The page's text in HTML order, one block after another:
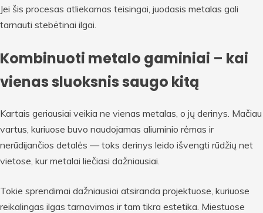
Jei šis procesas atliekamas teisingai, juodasis metalas gali
tarnauti stebėtinai ilgai.
Kombinuoti metalo gaminiai – kai
vienas sluoksnis saugo kitą
Kartais geriausiai veikia ne vienas metalas, o jų derinys. Mačiau
vartus, kuriuose buvo naudojamas aliuminio rėmas ir
nerūdijančios detalės — toks derinys leido išvengti rūdžių net
vietose, kur metalai liečiasi dažniausiai.
Tokie sprendimai dažniausiai atsiranda projektuose, kuriuose
reikalingas ilgas tarnavimas ir tam tikra estetika. Miestuose